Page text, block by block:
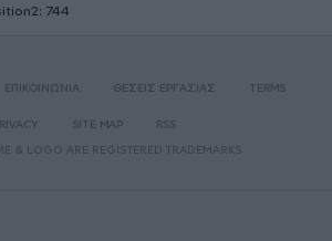
744
ΕΠΙΚΟΙΝΩΝΙΑ ΘΕΣΕΙΣ ΕΡΓΑΣΙΑΣ TERMS
SITE MAP
RSS
& LOGO ARE REGISTERED TRADEMARKS